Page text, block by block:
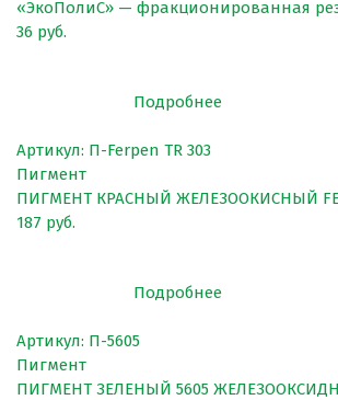
Покрытия детских площадок
Искусственная трава
Резиновая брусчатка
Резиновый бордюр
Каменный ковер
«ЭкоПолиС» — фракционированная
36 руб.
Подробнее
Артикул: П-Ferpen TR 303
Пигмент
ПИГМЕНТ КРАСНЫЙ ЖЕЛЕЗООКИСНЫЙ
187 руб.
Подробнее
Артикул: П-5605
Пигмент
ПИГМЕНТ ЗЕЛЕНЫЙ 5605